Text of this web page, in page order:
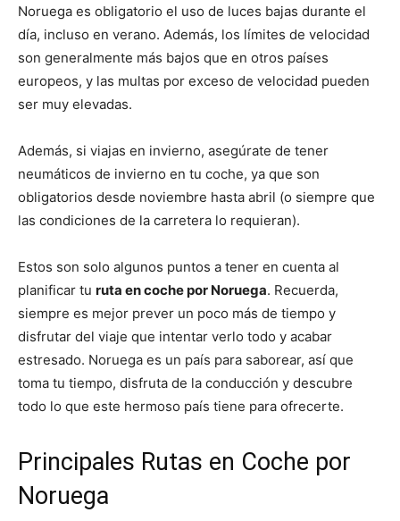
Noruega es obligatorio el uso de luces bajas durante el
día, incluso en verano. Además, los límites de velocidad
son generalmente más bajos que en otros países
europeos, y las multas por exceso de velocidad pueden
ser muy elevadas.
Además, si viajas en invierno, asegúrate de tener
neumáticos de invierno en tu coche, ya que son
obligatorios desde noviembre hasta abril (o siempre que
las condiciones de la carretera lo requieran).
Estos son solo algunos puntos a tener en cuenta al
planificar tu ruta en coche por Noruega. Recuerda,
siempre es mejor prever un poco más de tiempo y
disfrutar del viaje que intentar verlo todo y acabar
estresado. Noruega es un país para saborear, así que
toma tu tiempo, disfruta de la conducción y descubre
todo lo que este hermoso país tiene para ofrecerte.
Principales Rutas en Coche por
Noruega